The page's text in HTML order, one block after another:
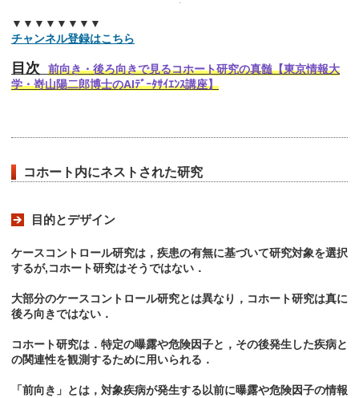
▼▼▼▼▼▼▼▼
チャンネル登録はこちら
目次
前向き・後ろ向きで見るコホート研究の真髄【東京情報大
学・嵜山陽二郎博士のAIﾃﾞｰﾀｻｲｴﾝｽ講座】
コホート内にネストされた研究
目的とデザイン
ケースコントロール研究は，疾患の有無に基づいて研究対象を選択
するが,コホート研究はそうではない．
大部分のケースコントロール研究とは異なり，コホート研究は真に
後ろ向きではない．
コホート研究は．特定の曝露や危険因子と，その後発生した疾病と
の関連性を観測するために用いられる．
「前向き」とは，対象疾病が発生する以前に曝露や危険因子の情報